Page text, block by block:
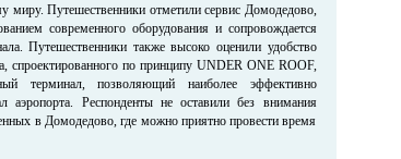
миру. Путешественники отметили сервис Домодедово,
современного оборудования и сопровождается
Путешественники также высоко оценили удобство
спроектированного по принципу UNDER ONE ROOF,
терминал, позволяющий наиболее эффективно
аэропорта. Респонденты не оставили без внимания
в Домодедово, где можно приятно провести время